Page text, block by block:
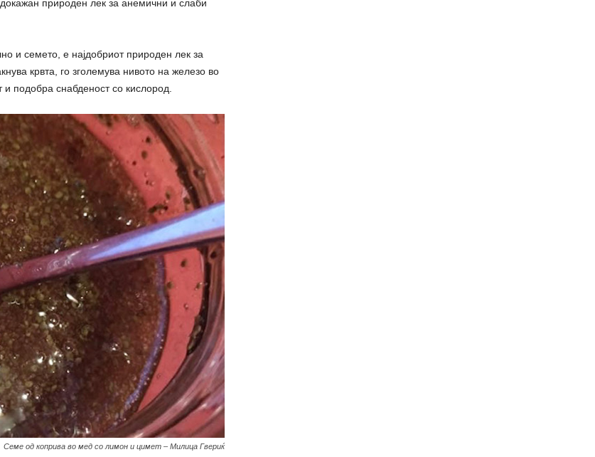
природен лек за анемични и слаби
и семето, е најдобриот природен лек за
кpвта, го зголемува нивото на железо во
подобра снабденост со кислород.
Семе од коприва во мед со лимон и цимет – Милица Гвериќ